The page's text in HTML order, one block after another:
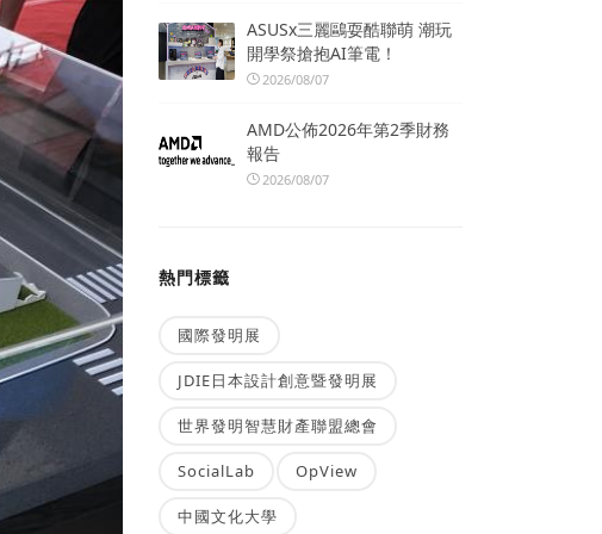
ASUSx三麗鷗耍酷聯萌 潮玩
開學祭搶抱AI筆電！
2026/08/07
AMD公佈2026年第2季財務
報告
2026/08/07
熱門標籤
國際發明展
JDIE日本設計創意暨發明展
世界發明智慧財產聯盟總會
SocialLab OpView
中國文化大學